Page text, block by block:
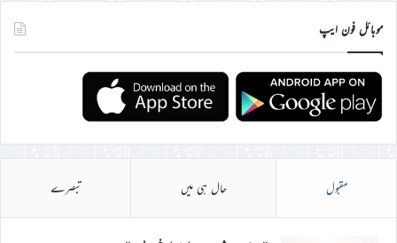
موبائل فون ایپ
مقبول حال ہی میں تبصرے